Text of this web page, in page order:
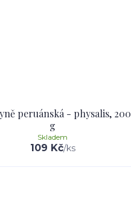
peruánská - physalis, 200
g
109 Kč/ks
Skladem